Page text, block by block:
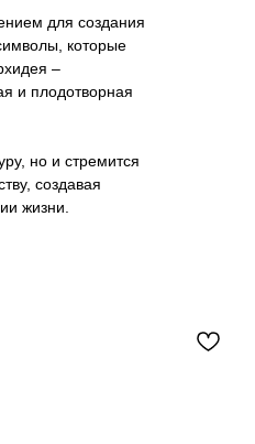
для создания
которые
–
и плодотворная
но и стремится
создавая
жизни.